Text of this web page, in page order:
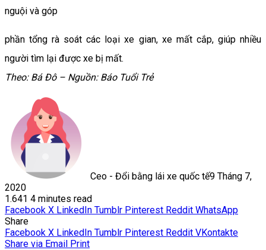
nguội và góp
phần tổng rà soát các loại xe gian, xe mất cắp, giúp nhiều
người tìm lại được xe bị mất.
Theo: Bá Đô – Nguồn: Báo Tuổi Trẻ
Ceo - Đổi bằng lái xe quốc tế9 Tháng 7,
2020
1.641 4 minutes read
Facebook X LinkedIn Tumblr Pinterest Reddit WhatsApp
Share
Facebook X LinkedIn Tumblr Pinterest Reddit VKontakte
Share via Email Print